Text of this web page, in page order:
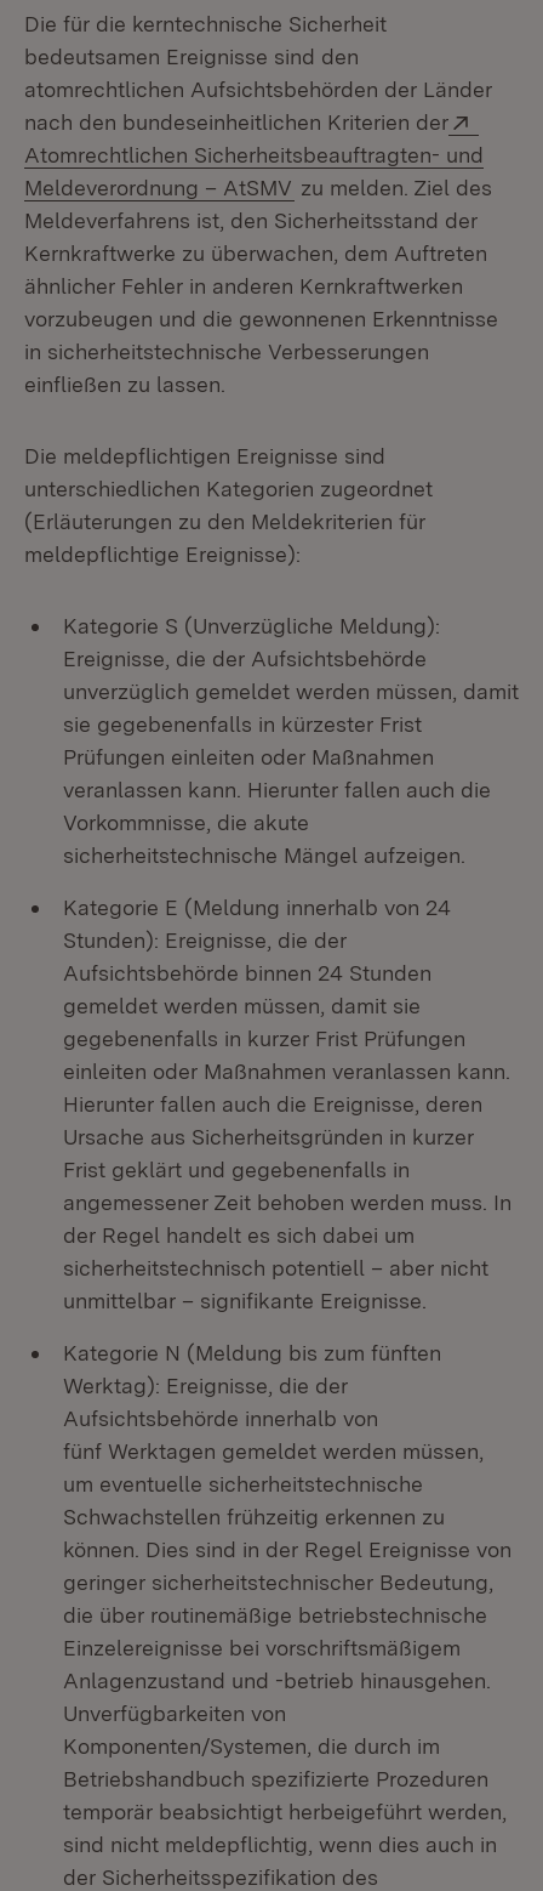
Die für die kerntechnische Sicherheit
bedeutsamen Ereignisse sind den
atomrechtlichen Aufsichtsbehörden der Länder
nach den bundeseinheitlichen Kriterien der
Atomrechtlichen Sicherheitsbeauftragten- und
Meldeverordnung – AtSMV (Öffnet in neuem
zu melden. Ziel des
Meldeverfahrens ist, den Sicherheitsstand der
Kernkraftwerke zu überwachen, dem Auftreten
ähnlicher Fehler in anderen Kernkraftwerken
vorzubeugen und die gewonnenen Erkenntnisse
in sicherheitstechnische Verbesserungen
einfließen zu lassen.
Die meldepflichtigen Ereignisse sind
unterschiedlichen Kategorien zugeordnet
(Erläuterungen zu den Meldekriterien für
meldepflichtige Ereignisse):
Kategorie S (Unverzügliche Meldung):
Ereignisse, die der Aufsichtsbehörde
unverzüglich gemeldet werden müssen, damit
sie gegebenenfalls in kürzester Frist
Prüfungen einleiten oder Maßnahmen
veranlassen kann. Hierunter fallen auch die
Vorkommnisse, die akute
sicherheitstechnische Mängel aufzeigen.
Kategorie E (Meldung innerhalb von 24
Stunden): Ereignisse, die der
Aufsichtsbehörde binnen 24 Stunden
gemeldet werden müssen, damit sie
gegebenenfalls in kurzer Frist Prüfungen
einleiten oder Maßnahmen veranlassen kann.
Hierunter fallen auch die Ereignisse, deren
Ursache aus Sicherheitsgründen in kurzer
Frist geklärt und gegebenenfalls in
angemessener Zeit behoben werden muss. In
der Regel handelt es sich dabei um
sicherheitstechnisch potentiell – aber nicht
unmittelbar – signifikante Ereignisse.
Kategorie N (Meldung bis zum fünften
Werktag): Ereignisse, die der
Aufsichtsbehörde innerhalb von
fünf Werktagen gemeldet werden müssen,
um eventuelle sicherheitstechnische
Schwachstellen frühzeitig erkennen zu
können. Dies sind in der Regel Ereignisse von
geringer sicherheitstechnischer Bedeutung,
die über routinemäßige betriebstechnische
Einzelereignisse bei vorschriftsmäßigem
Anlagenzustand und -betrieb hinausgehen.
Unverfügbarkeiten von
Komponenten/Systemen, die durch im
Betriebshandbuch spezifizierte Prozeduren
temporär beabsichtigt herbeigeführt werden,
sind nicht meldepflichtig, wenn dies auch in
der Sicherheitsspezifikation des